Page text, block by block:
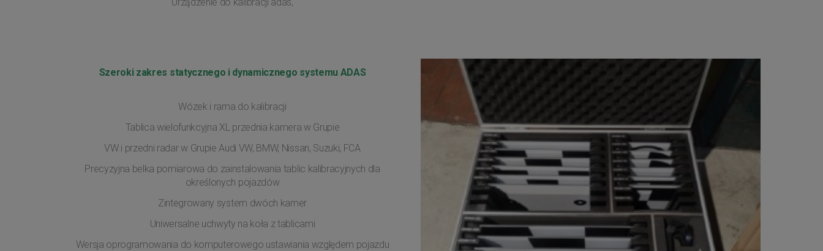
Szeroki zakres statycznego i dynamicznego systemu ADAS
Wózek i rama do kalibracji
Tablica wielofunkcyjna XL przednia kamera w Grupie
VW i przedni radar w Grupie Audi VW, BMW, Nissan, Suzuki, FCA
Precyzyjna belka pomiarowa do zainstalowania tablic kalibracyjnych dla
określonych pojazdów
Zintegrowany system dwóch kamer
Uniwersalne uchwyty na koła z tablicami
Wersja oprogramowania do komputerowego ustawiania względem pojazdu